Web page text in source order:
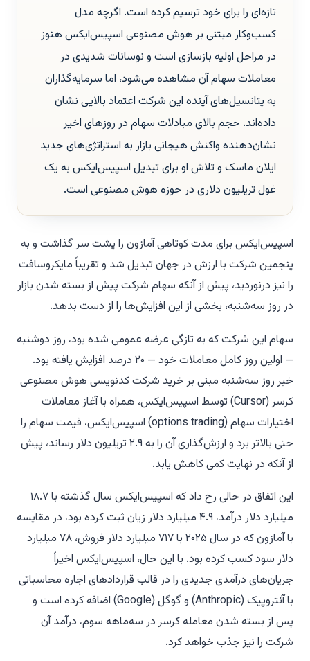
تازه‌ای را برای خود ترسیم کرده است. اگرچه مدل
کسب‌وکار مبتنی بر هوش مصنوعی اسپیس‌ایکس هنوز
در مراحل اولیه بازسازی است و نوسانات شدیدی در
معاملات سهام آن مشاهده می‌شود، اما سرمایه‌گذاران
به پتانسیل‌های آینده این شرکت اعتماد بالایی نشان
داده‌اند. حجم بالای مبادلات سهام در روزهای اخیر
نشان‌دهنده واکنش هیجانی بازار به استراتژی‌های جدید
ایلان ماسک و تلاش او برای تبدیل اسپیس‌ایکس به یک
غول تریلیون دلاری در حوزه هوش مصنوعی است.
اسپیس‌ایکس برای مدت کوتاهی آمازون را پشت سر گذاشت و به
پنجمین شرکت با ارزش در جهان تبدیل شد و تقریباً مایکروسافت
را نیز درنوردید، پیش از آنکه سهام شرکت پیش از بسته شدن بازار
در روز سه‌شنبه، بخشی از این افزایش‌ها را از دست بدهد.
سهام این شرکت که به تازگی عرضه عمومی شده بود، روز دوشنبه
— اولین روز کامل معاملات خود — ۲۰ درصد افزایش یافته بود.
خبر روز سه‌شنبه مبنی بر خرید شرکت کدنویسی هوش مصنوعی
کرسر (Cursor) توسط اسپیس‌ایکس، همراه با آغاز معاملات
اختیارات سهام (options trading) اسپیس‌ایکس، قیمت سهام را
حتی بالاتر برد و ارزش‌گذاری آن را به ۲.۹ تریلیون دلار رساند، پیش
از آنکه در نهایت کمی کاهش یابد.
این اتفاق در حالی رخ داد که اسپیس‌ایکس سال گذشته با ۱۸.۷
میلیارد دلار درآمد، ۴.۹ میلیارد دلار زیان ثبت کرده بود، در مقایسه
با آمازون که در سال ۲۰۲۵ با ۷۱۷ میلیارد دلار فروش، ۷۸ میلیارد
دلار سود کسب کرده بود. با این حال، اسپیس‌ایکس اخیراً
جریان‌های درآمدی جدیدی را در قالب قراردادهای اجاره محاسباتی
با آنتروپیک (Anthropic) و گوگل (Google) اضافه کرده است و
پس از بسته شدن معامله کرسر در سه‌ماهه سوم، درآمد آن
شرکت را نیز جذب خواهد کرد.